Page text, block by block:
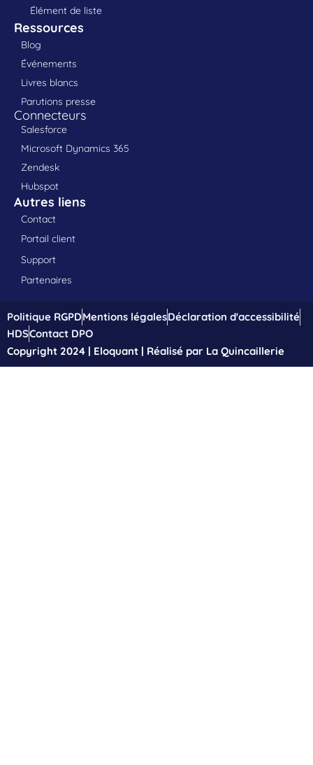
Élément de liste
Ressources
Blog
Événements
Livres blancs
Parutions presse
Connecteurs
Salesforce
Microsoft Dynamics 365
Zendesk
Hubspot
Autres liens
Contact
Portail client
Support
Partenaires
Politique RGPDMentions légalesDéclaration d'accessibilité
HDSContact DPO
Copyright 2024 | Eloquant | Réalisé par La Quincaillerie